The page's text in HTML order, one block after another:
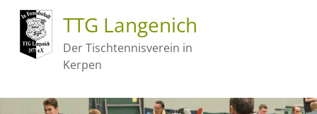
TTG Langenich
Der Tischtennisverein in
Kerpen